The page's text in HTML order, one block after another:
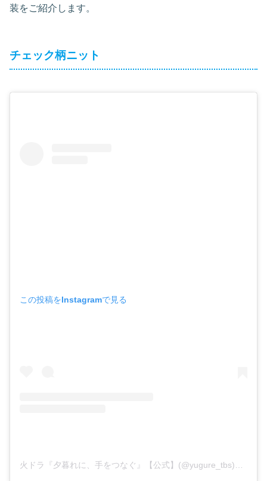
装をご紹介します。
チェック柄ニット
この投稿をInstagramで見る